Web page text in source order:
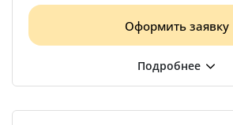
Оформить заявку